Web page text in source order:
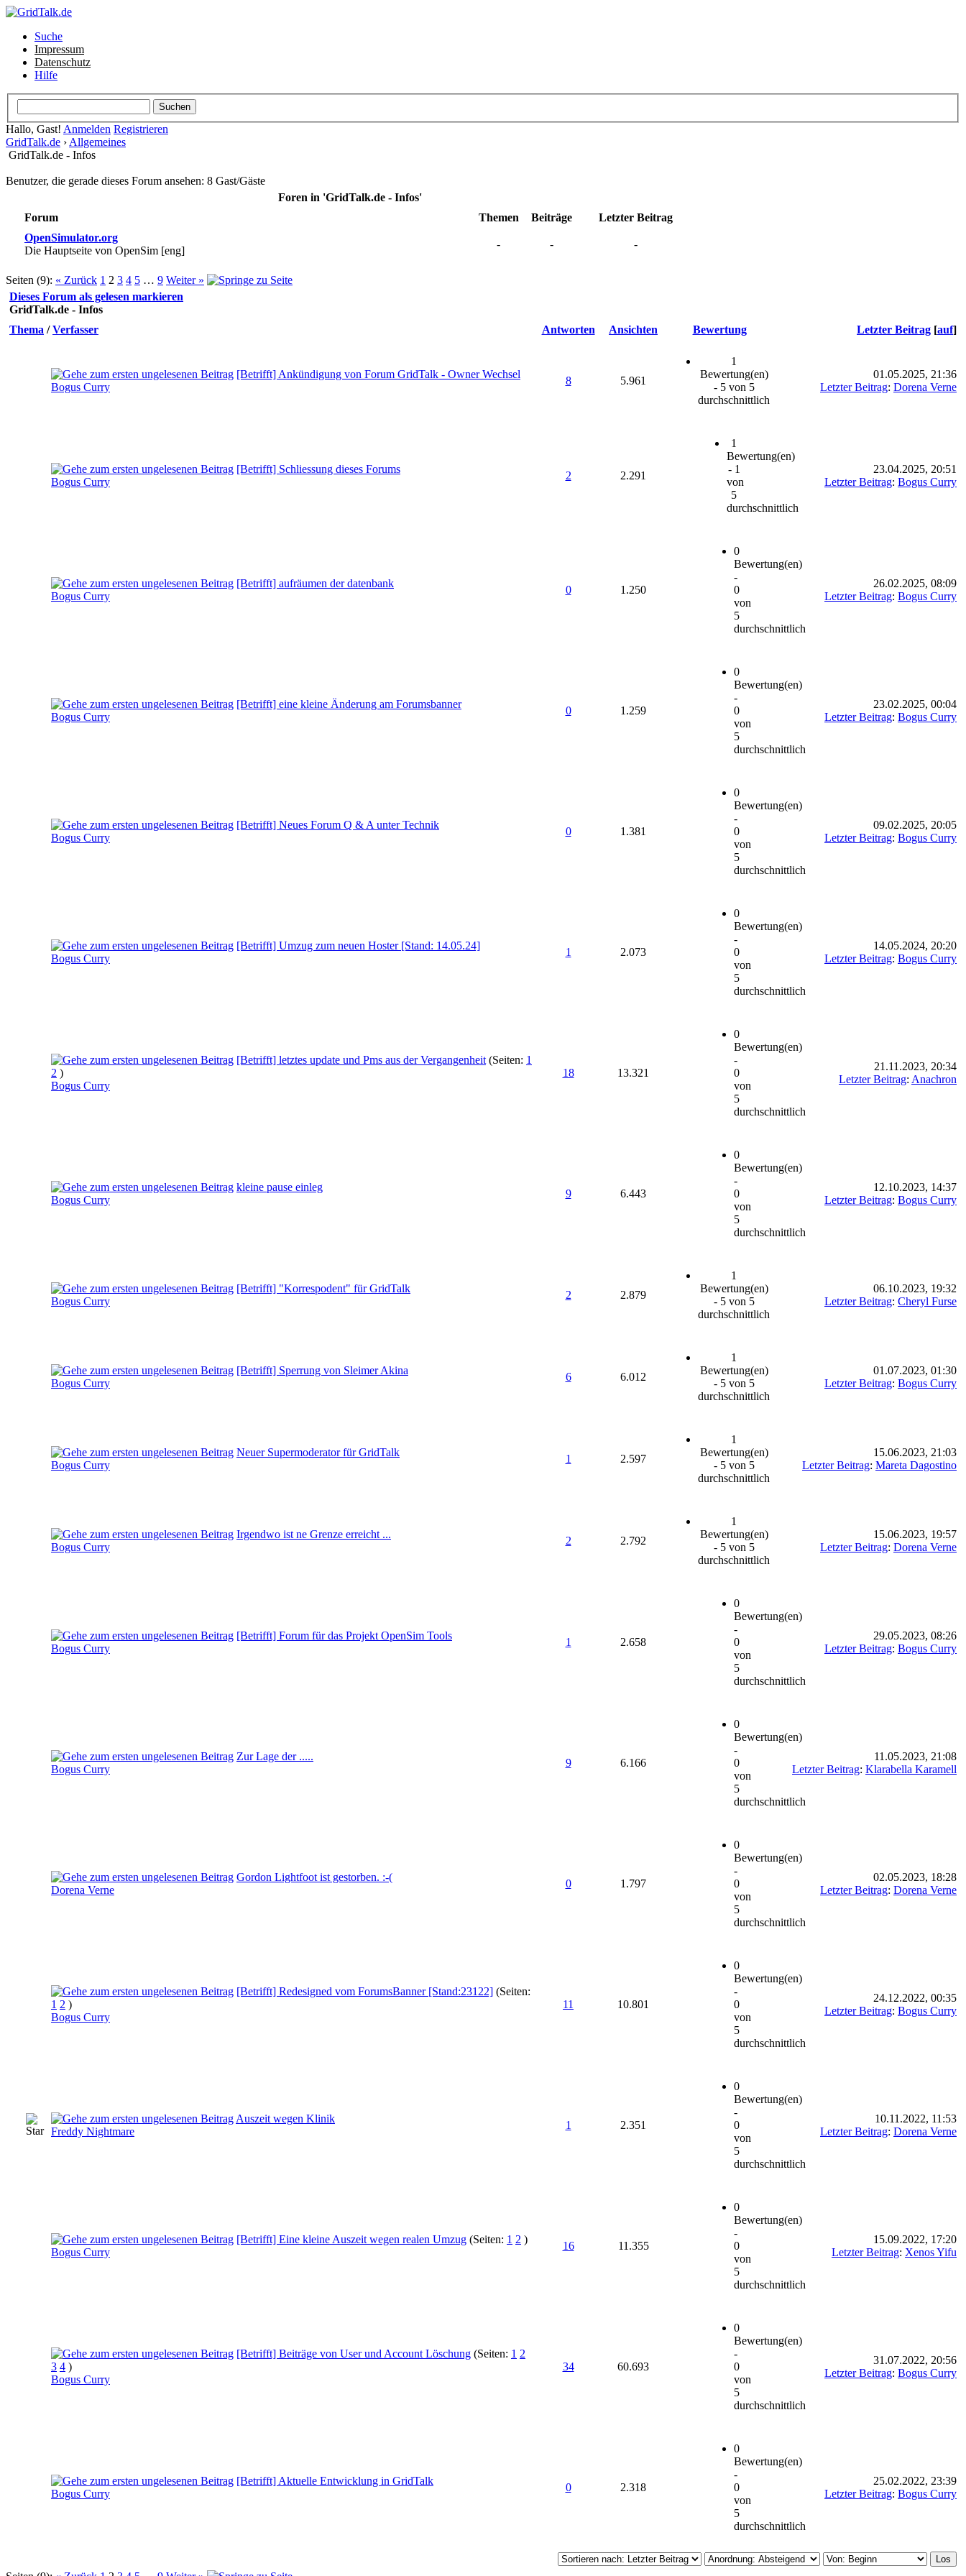
Suche
Impressum
Datenschutz
Hilfe
Hallo, Gast! Anmelden Registrieren
GridTalk.de › Allgemeines
GridTalk.de - Infos
Benutzer, die gerade dieses Forum ansehen: 8 Gast/Gäste
Foren in 'GridTalk.de - Infos'
Forum
Themen Beiträge
Letzter Beitrag
OpenSimulator.org
Die Hauptseite von OpenSim [eng]
- - -
Seiten (9): « Zurück 1 2 3 4 5 … 9 Weiter »
Dieses Forum als gelesen markieren
GridTalk.de - Infos
Thema /Verfasser Antworten Ansichten Bewertung Letzter Beitrag [auf]
[Betrifft] Ankündigung von Forum GridTalk - Owner Wechsel
Bogus Curry
8 5.961
1
Bewertung(en)
- 5 von 5
durchschnittlich
01.05.2025, 21:36
Letzter Beitrag: Dorena Verne
[Betrifft] Schliessung dieses Forums
Bogus Curry
2 2.291
1
Bewertung(en)
- 1
von
5
durchschnittlich
23.04.2025, 20:51
Letzter Beitrag: Bogus Curry
[Betrifft] aufräumen der datenbank
Bogus Curry
0 1.250
0
Bewertung(en)
-
0
von
5
durchschnittlich
26.02.2025, 08:09
Letzter Beitrag: Bogus Curry
[Betrifft] eine kleine Änderung am Forumsbanner
Bogus Curry
0 1.259
0
Bewertung(en)
-
0
von
5
durchschnittlich
23.02.2025, 00:04
Letzter Beitrag: Bogus Curry
[Betrifft] Neues Forum Q & A unter Technik
Bogus Curry
0 1.381
0
Bewertung(en)
-
0
von
5
durchschnittlich
09.02.2025, 20:05
Letzter Beitrag: Bogus Curry
[Betrifft] Umzug zum neuen Hoster [Stand: 14.05.24]
Bogus Curry
1 2.073
0
Bewertung(en)
-
0
von
5
durchschnittlich
14.05.2024, 20:20
Letzter Beitrag: Bogus Curry
[Betrifft] letztes update und Pms aus der Vergangenheit (Seiten: 1
2 )
Bogus Curry
18 13.321
0
Bewertung(en)
-
0
von
5
durchschnittlich
21.11.2023, 20:34
Letzter Beitrag: Anachron
kleine pause einleg
Bogus Curry
9 6.443
0
Bewertung(en)
-
0
von
5
durchschnittlich
12.10.2023, 14:37
Letzter Beitrag: Bogus Curry
[Betrifft] "Korrespodent" für GridTalk
Bogus Curry
2 2.879
1
Bewertung(en)
- 5 von 5
durchschnittlich
06.10.2023, 19:32
Letzter Beitrag: Cheryl Furse
[Betrifft] Sperrung von Sleimer Akina
Bogus Curry
6 6.012
1
Bewertung(en)
- 5 von 5
durchschnittlich
01.07.2023, 01:30
Letzter Beitrag: Bogus Curry
Neuer Supermoderator für GridTalk
Bogus Curry
1 2.597
1
Bewertung(en)
- 5 von 5
durchschnittlich
15.06.2023, 21:03
Letzter Beitrag: Mareta Dagostino
Irgendwo ist ne Grenze erreicht ...
Bogus Curry
2 2.792
1
Bewertung(en)
- 5 von 5
durchschnittlich
15.06.2023, 19:57
Letzter Beitrag: Dorena Verne
[Betrifft] Forum für das Projekt OpenSim Tools
Bogus Curry
1 2.658
0
Bewertung(en)
-
0
von
5
durchschnittlich
29.05.2023, 08:26
Letzter Beitrag: Bogus Curry
Zur Lage der .....
Bogus Curry
9 6.166
0
Bewertung(en)
-
0
von
5
durchschnittlich
11.05.2023, 21:08
Letzter Beitrag: Klarabella Karamell
Gordon Lightfoot ist gestorben. :-(
Dorena Verne
0 1.797
0
Bewertung(en)
-
0
von
5
durchschnittlich
02.05.2023, 18:28
Letzter Beitrag: Dorena Verne
[Betrifft] Redesigned vom ForumsBanner [Stand:23122] (Seiten:
1 2 )
Bogus Curry
11 10.801
0
Bewertung(en)
-
0
von
5
durchschnittlich
24.12.2022, 00:35
Letzter Beitrag: Bogus Curry
Auszeit wegen Klinik
Freddy Nightmare
1 2.351
0
Bewertung(en)
-
0
von
5
durchschnittlich
10.11.2022, 11:53
Letzter Beitrag: Dorena Verne
[Betrifft] Eine kleine Auszeit wegen realen Umzug (Seiten: 1 2 )
Bogus Curry
16 11.355
0
Bewertung(en)
-
0
von
5
durchschnittlich
15.09.2022, 17:20
Letzter Beitrag: Xenos Yifu
[Betrifft] Beiträge von User und Account Löschung (Seiten: 1 2
3 4 )
Bogus Curry
34 60.693
0
Bewertung(en)
-
0
von
5
durchschnittlich
31.07.2022, 20:56
Letzter Beitrag: Bogus Curry
[Betrifft] Aktuelle Entwicklung in GridTalk
Bogus Curry
0 2.318
0
Bewertung(en)
-
0
von
5
durchschnittlich
25.02.2022, 23:39
Letzter Beitrag: Bogus Curry